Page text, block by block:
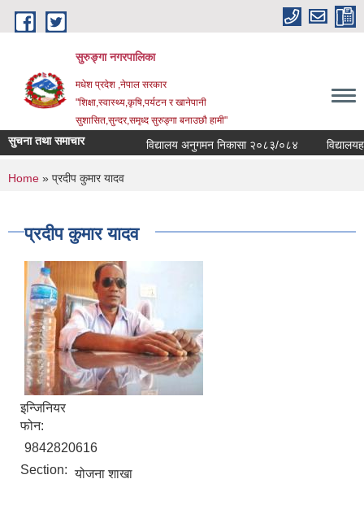
Skip to main content
सुरुङ्‍गा नगरपालिका
मधेश प्रदेश ,नेपाल सरकार
"शिक्षा,स्वास्थ्य,कृषि,पर्यटन र खानेपानी
सुशासित,सुन्दर,समृध्द सुरुङ्गा बनाउछौ हामी"
सुचना तथा समाचार विद्यालय अनुगमन निकासा २०८३/०८४
You are here
Home » प्रदीप कुमार यादव
प्रदीप कुमार यादव
इन्जिनियर
फोन:
9842820616
Section: योजना शाखा